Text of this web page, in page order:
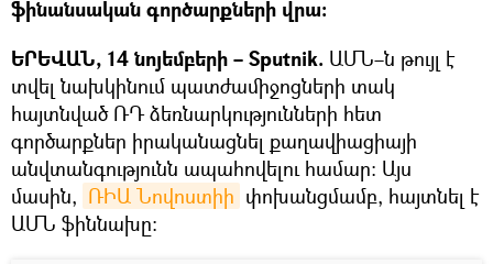
ֆինանսական գործարքների վրա։
ԵՐԵՎԱՆ, 14 նոյեմբերի – Sputnik. ԱՄՆ–ն թույլ է
տվել նախկինում պատժամիջոցների տակ
հայտնված ՌԴ ձեռնարկությունների հետ
գործարքներ իրականացնել քաղավիացիայի
անվտանգությունն ապահովելու համար։ Այս
մասին, ՌԻԱ Նովոստիի փոխանցմամբ, հայտնել է
ԱՄՆ ֆիննախը։